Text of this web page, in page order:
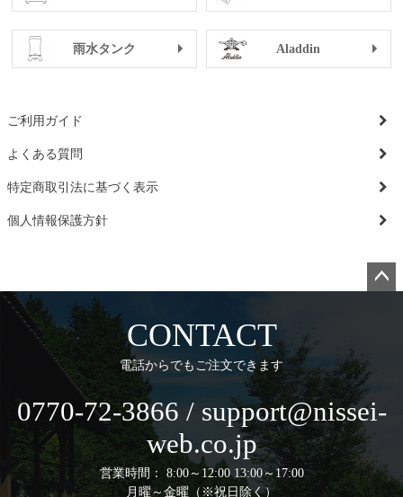
雨水タンク Aladdin
ご利用ガイド
よくある質問
特定商取引法に基づく表示
個人情報保護方針
CONTACT
電話からでもご注文できます
0770-72-3866 / support@nissei-
web.co.jp
営業時間： 8:00～12:00 13:00～17:00
月曜～金曜（※祝日除く）